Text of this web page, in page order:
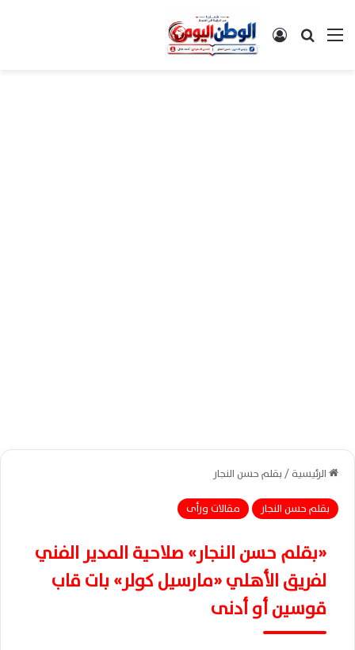
القائمةبحث عن تسجيل الدخول
الرئيسية/بقلم حسن النجار
بقلم حسن النجار
مقالات ورأى
«بقلم حسن النجار» صلاحية المدير الفني
لفريق الأهلي «مارسيل كولر» بات قاب
قوسين أو أدنى